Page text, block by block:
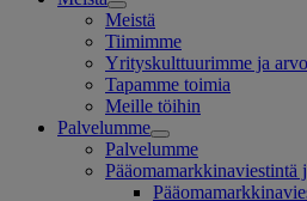
Meistä
Tiimimme
Yrityskulttuurimme ja
Tapamme toimia
Meille töihin
Palvelumme
Palvelumme
Pääomamarkkinaviestintä